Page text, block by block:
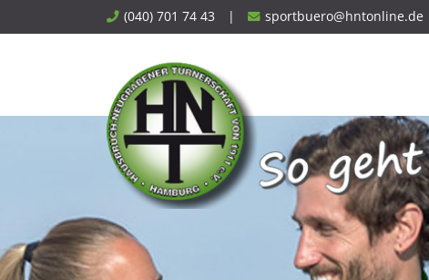
to
(040) 701 74 43 | sportbuero@hntonline.de